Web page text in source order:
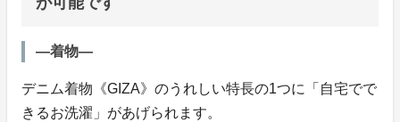
―着物―
デニム着物《GIZA》のうれしい特長の1つに「自宅でで
きるお洗濯」があげられます。